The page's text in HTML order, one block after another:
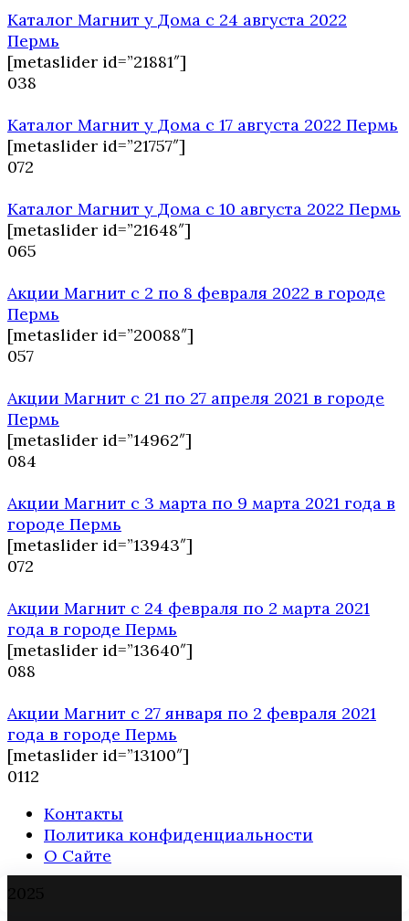
Каталог Магнит у Дома с 24 августа 2022
Пермь
[metaslider id=”21881″]
038
Каталог Магнит у Дома с 17 августа 2022 Пермь
[metaslider id=”21757″]
072
Каталог Магнит у Дома с 10 августа 2022 Пермь
[metaslider id=”21648″]
065
Акции Магнит с 2 по 8 февраля 2022 в городе
Пермь
[metaslider id=”20088″]
057
Акции Магнит с 21 по 27 апреля 2021 в городе
Пермь
[metaslider id=”14962″]
084
Акции Магнит с 3 марта по 9 марта 2021 года в
городе Пермь
[metaslider id=”13943″]
072
Акции Магнит с 24 февраля по 2 марта 2021
года в городе Пермь
[metaslider id=”13640″]
088
Акции Магнит с 27 января по 2 февраля 2021
года в городе Пермь
[metaslider id=”13100″]
0112
Контакты
Политика конфиденциальности
О Сайте